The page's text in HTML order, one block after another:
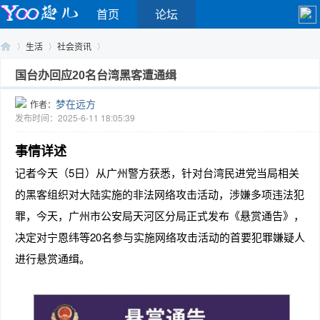
首页 论坛
生活
›
社会资讯
›
国台办回应20名台湾黑客遭通缉
作者： 梦在远方
发布时间：2025-6-11 18:05:39
事情详述
记者今天（5日）从广州警方获悉，针对台湾民进党当局相关
的黑客组织对大陆实施的非法网络攻击活动，涉嫌多项违法犯
罪，今天，广州市公安局天河区分局正式发布《悬赏通告》，
决定对宁恩纬等20名参与实施网络攻击活动的首要犯罪嫌疑人
进行悬赏通缉。